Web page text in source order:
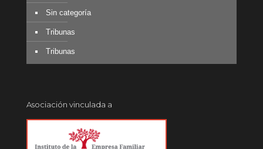
Sin categoría
Tribunas
Tribunas
Asociación vinculada a